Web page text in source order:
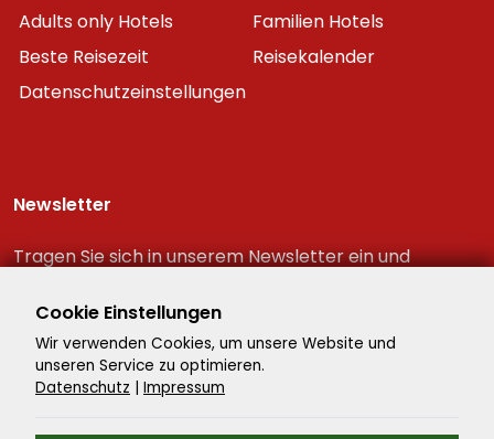
Adults only Hotels
Familien Hotels
Beste Reisezeit
Reisekalender
Datenschutzeinstellungen
Newsletter
Tragen Sie sich in unserem Newsletter ein und
Reiseschnäppchen!
Cookie Einstellungen
Wir verwenden Cookies, um unsere Website und
unseren Service zu optimieren.
Datenschutz | Impressum